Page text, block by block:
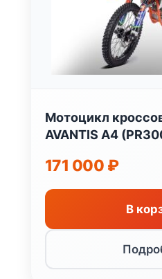
Мотоцикл
AVANTIS A4
171 000 ₽
В